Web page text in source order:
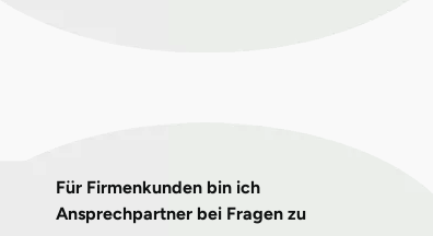
Für Firmenkunden bin ich
Ansprechpartner bei Fragen zu